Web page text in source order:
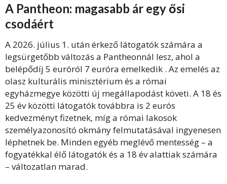
A Pantheon: magasabb ár egy ősi
csodáért
A 2026. július 1. után érkező látogatók számára a
legsürgetőbb változás a Pantheonnál lesz, ahol a
belépődíj 5 euróról 7 euróra emelkedik . Az emelés az
olasz kulturális minisztérium és a római
egyházmegye közötti új megállapodást követi. A 18 és
25 év közötti látogatók továbbra is 2 eurós
kedvezményt fizetnek, míg a római lakosok
személyazonosító okmány felmutatásával ingyenesen
léphetnek be. Minden egyéb meglévő mentesség – a
fogyatékkal élő látogatók és a 18 év alattiak számára
– változatlan marad.